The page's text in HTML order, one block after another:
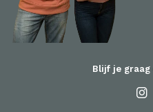
Blijf je graag